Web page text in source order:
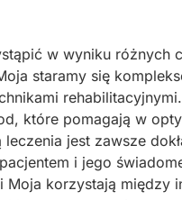
w wyniku różnych
staramy się
które pomagają w
jest zawsze
i jego
korzystają między